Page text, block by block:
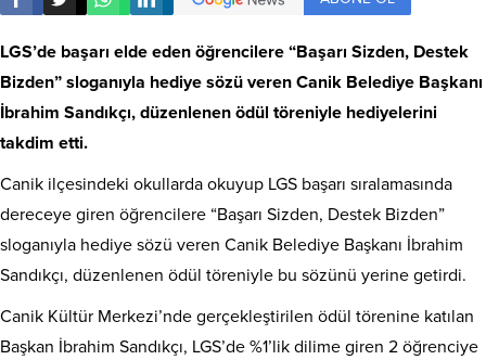
LGS’de başarı elde eden öğrencilere “Başarı Sizden, Destek
Bizden” sloganıyla hediye sözü veren Canik Belediye Başkanı
İbrahim Sandıkçı, düzenlenen ödül töreniyle hediyelerini
takdim etti.
Canik ilçesindeki okullarda okuyup LGS başarı sıralamasında
dereceye giren öğrencilere “Başarı Sizden, Destek Bizden”
sloganıyla hediye sözü veren Canik Belediye Başkanı İbrahim
Sandıkçı, düzenlenen ödül töreniyle bu sözünü yerine getirdi.
Canik Kültür Merkezi’nde gerçekleştirilen ödül törenine katılan
Başkan İbrahim Sandıkçı, LGS’de %1’lik dilime giren 2 öğrenciye